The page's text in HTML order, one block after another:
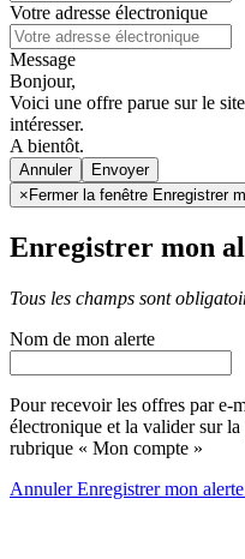
Votre adresse électronique
Message
Bonjour,
Voici une offre parue sur le
intéresser.
A bientôt.
Annuler
× Fermer la fenêtre Enregistrer
Enregistrer mon
Tous les champs sont
Nom de mon alerte
Pour recevoir les offres par e-
électronique et la valider sur la
rubrique « Mon compte »
AnnulerEnregistrer mon alerte